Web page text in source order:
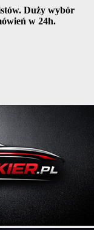
Duży wybór
w 24h.